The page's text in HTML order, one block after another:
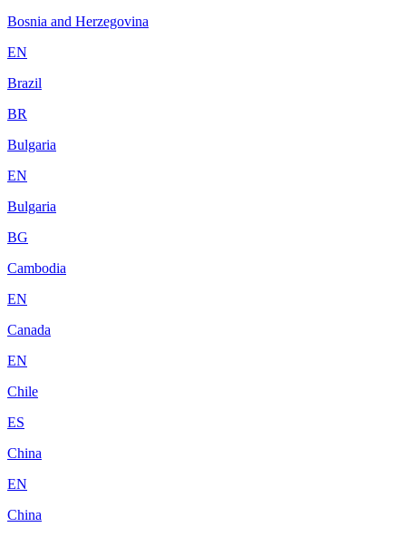
Bosnia and Herzegovina
EN
Brazil
BR
Bulgaria
EN
Bulgaria
BG
Cambodia
EN
Canada
EN
Chile
ES
China
EN
China